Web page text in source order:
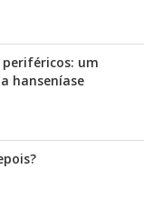
um
hanseníase